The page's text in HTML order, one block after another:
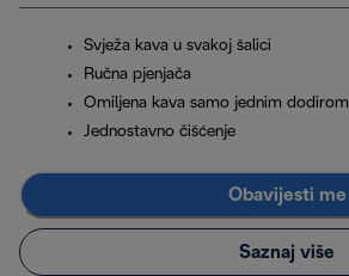
Svježa kava u svakoj šalici
Ručna pjenjača
Omiljena kava samo jednim dodirom
Jednostavno čišćenje
Obavijesti me
Saznaj više